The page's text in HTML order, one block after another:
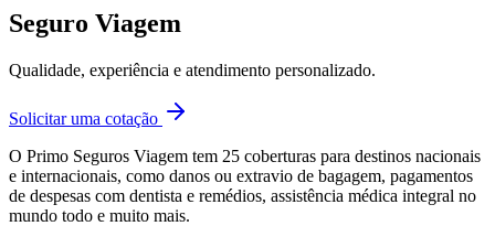
Seguro Viagem
Qualidade, experiência e atendimento personalizado.
Solicitar uma cotação
O Primo Seguros Viagem tem 25 coberturas para destinos nacionais
e internacionais, como danos ou extravio de bagagem, pagamentos
de despesas com dentista e remédios, assistência médica integral no
mundo todo e muito mais.